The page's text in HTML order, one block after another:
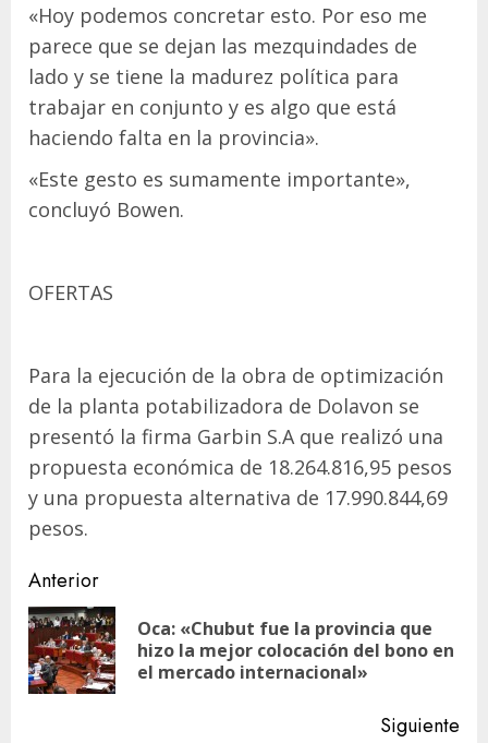
«Hoy podemos concretar esto. Por eso me
parece que se dejan las mezquindades de
lado y se tiene la madurez política para
trabajar en conjunto y es algo que está
haciendo falta en la provincia».
«Este gesto es sumamente importante»,
concluyó Bowen.
OFERTAS
Para la ejecución de la obra de optimización
de la planta potabilizadora de Dolavon se
presentó la firma Garbin S.A que realizó una
propuesta económica de 18.264.816,95 pesos
y una propuesta alternativa de 17.990.844,69
pesos.
Navegación
de
entradas
Anterior
Oca: «Chubut fue la provincia que
hizo la mejor colocación del bono en
el mercado internacional»
Siguiente